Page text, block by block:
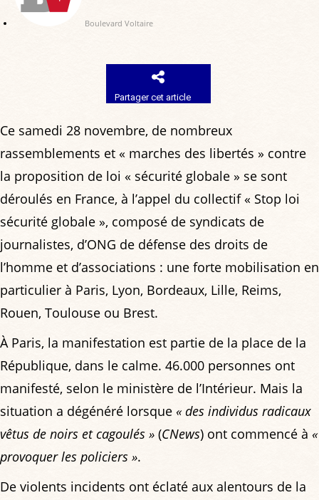
Boulevard Voltaire
Partager cet article
Ce samedi 28 novembre, de nombreux
rassemblements et « marches des libertés » contre
la proposition de loi « sécurité globale » se sont
déroulés en France, à l’appel du collectif « Stop loi
sécurité globale », composé de syndicats de
journalistes, d’ONG de défense des droits de
l’homme et d’associations : une forte mobilisation en
particulier à Paris, Lyon, Bordeaux, Lille, Reims,
Rouen, Toulouse ou Brest.
À Paris, la manifestation est partie de la place de la
République, dans le calme. 46.000 personnes ont
manifesté, selon le ministère de l’Intérieur. Mais la
situation a dégénéré lorsque « des individus radicaux
vêtus de noirs et cagoulés » (CNews) ont commencé à «
provoquer les policiers ».
De violents incidents ont éclaté aux alentours de la